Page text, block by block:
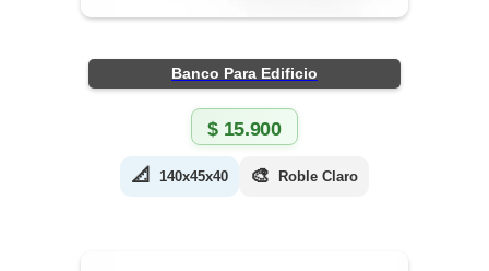
Banco Para Edificio
$15.900
📐 140x45x40 🎨 Roble Claro